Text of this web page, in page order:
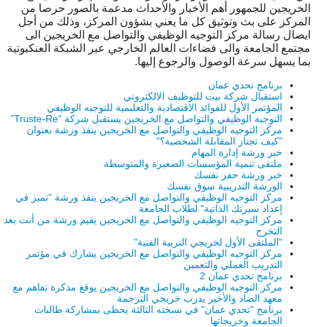
للجمهور أهم الأخبار والأحداث مدعمة بالصور حرصا من
على بث وتوثيق كل ما يعني بشؤون المركز، وذلك من أجل
رسالة مركز التوجيه الوظيفي والتواصل مع الخريجين الى
الجامعة والى فضاءات العالم الخارجي عبر الشبكة العنكبوتية
يسهل سرعة الوصول والرجوع إليها.
برنامج تحدي عمان
استقبال شركة بيت للتوظيف الالكتروني
المؤتمر الأول للفوائد الاقتصادية والتعليمية للتوجيه الوظيفي
التوجيه الوظيفي والتواصل مع الخريجين يستقبل شركة “Truste-Re”
مركز التوجيه الوظيفي والتواصل مع الخريجين ينفذ ورشة بعنوان
"كيف تجتاز المقابلة الشخصية؟"
خبر ورشة إدارة المهام
ملتقى تنمية المؤسسات الصغيرة والمتوسطة
خبر ورشة حفز نفسك
الورشة التدريبية سوق نفسك
مركز التوجيه الوظيفي والتواصل مع الخريجين ينفذ ورشة "تميز في
إعداد سيرتك الذاتية" لطلاب الجامعة
مركز التوجيه الوظيفي والتواصل مع الخريجين يقيم ورشة من أنت بعد
التخرج
"الملتقى الأول لخريجي التربية الفنية"
مركز التوجيه الوظيفي والتواصل مع الخريجين يشارك في مؤتمر
التدريب العملي والتعمين
برنامج تحدي عمان 2
مركز التوجيه الوظيفي والتواصل مع الخريجين يوقع مذكرة تفاهم مع
معهد الضاد والأخير يدرب خريجي الترجمة
برنامج "تحدي عمان" في نسخته الثالثة يحظى بمشاركة طالبات
الجامعة وخريجاتها